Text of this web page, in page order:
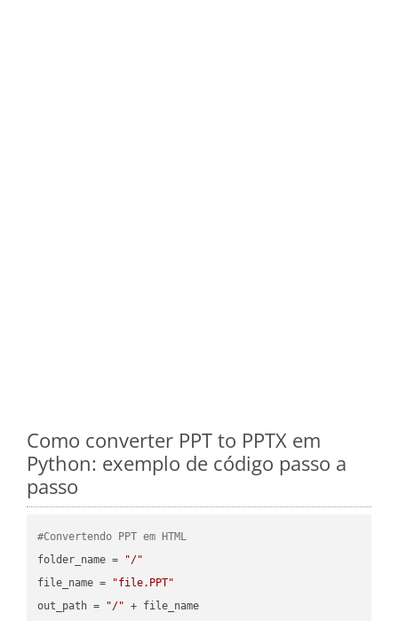
Como converter PPT to PPTX em
Python: exemplo de código passo a
passo
#Convertendo PPT em HTML
folder_name =
"/"
file_name =
"file.PPT"
out_path =
"/" + file_name